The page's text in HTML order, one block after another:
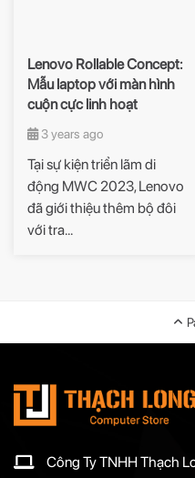
Lenovo Rollable Concept:
Mẫu laptop với màn hình
cuộn cực linh hoạt
3 years ago
Tại sự kiện triển lãm di
động MWC 2023, Lenovo
đã giới thiệu thêm bộ đôi
với tra...
Công Ty TNHH Thạch